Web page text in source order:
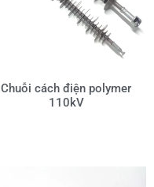
Chuỗi cách điện polymer
110kV